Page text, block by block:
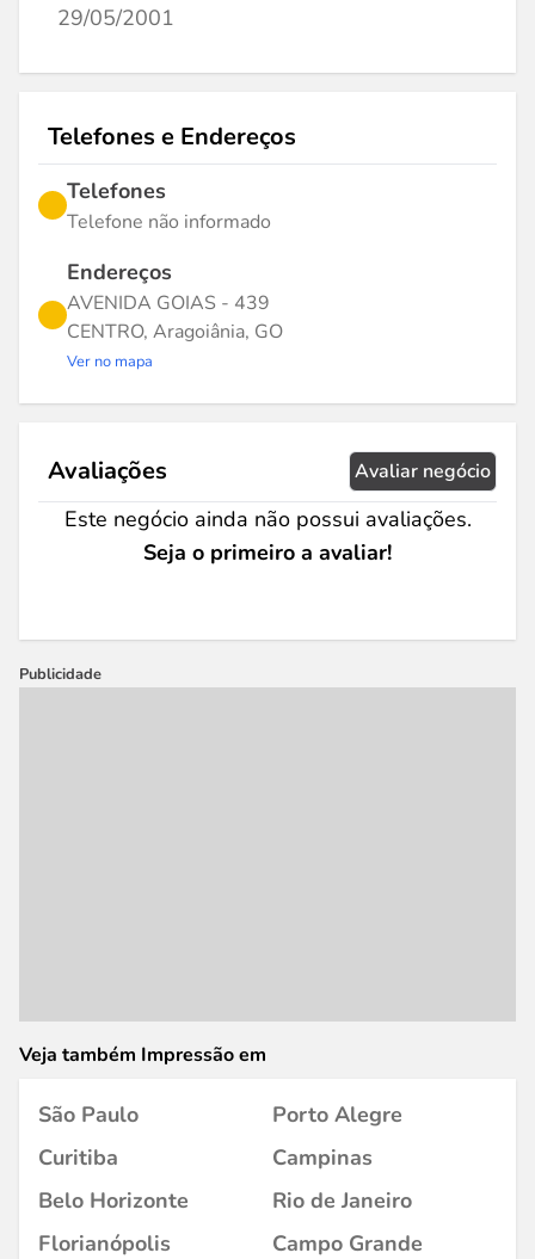
29/05/2001
Telefones e Endereços
Telefones
Telefone não informado
Endereços
AVENIDA GOIAS - 439
CENTRO, Aragoiânia, GO
Ver no mapa
Avaliações Avaliar negócio
Este negócio ainda não possui avaliações.
Seja o primeiro a avaliar!
Publicidade
Veja também Impressão em
São Paulo
Porto Alegre
Curitiba
Campinas
Belo Horizonte
Rio de Janeiro
Florianópolis
Campo Grande